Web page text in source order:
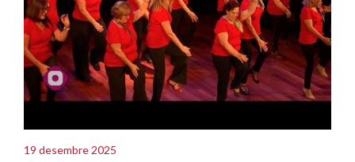
19 desembre 2025